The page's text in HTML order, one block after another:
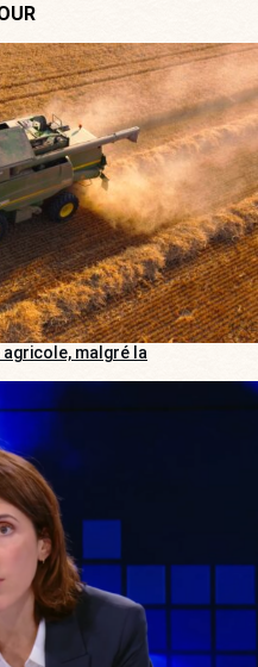
malgré la